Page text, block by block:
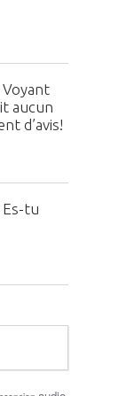
Voyant
aucun
d’avis!
Es-tu